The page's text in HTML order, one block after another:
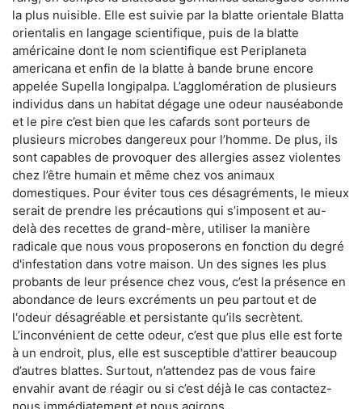
la plus nuisible. Elle est suivie par la blatte orientale Blatta
orientalis en langage scientifique, puis de la blatte
américaine dont le nom scientifique est Periplaneta
americana et enfin de la blatte à bande brune encore
appelée Supella longipalpa. L’agglomération de plusieurs
individus dans un habitat dégage une odeur nauséabonde
et le pire c’est bien que les cafards sont porteurs de
plusieurs microbes dangereux pour l’homme. De plus, ils
sont capables de provoquer des allergies assez violentes
chez l’être humain et même chez vos animaux
domestiques. Pour éviter tous ces désagréments, le mieux
serait de prendre les précautions qui s’imposent et au-
delà des recettes de grand-mère, utiliser la manière
radicale que nous vous proposerons en fonction du degré
d'infestation dans votre maison. Un des signes les plus
probants de leur présence chez vous, c’est la présence en
abondance de leurs excréments un peu partout et de
l'odeur désagréable et persistante qu’ils secrètent.
L’inconvénient de cette odeur, c’est que plus elle est forte
à un endroit, plus, elle est susceptible d'attirer beaucoup
d’autres blattes. Surtout, n’attendez pas de vous faire
envahir avant de réagir ou si c’est déjà le cas contactez-